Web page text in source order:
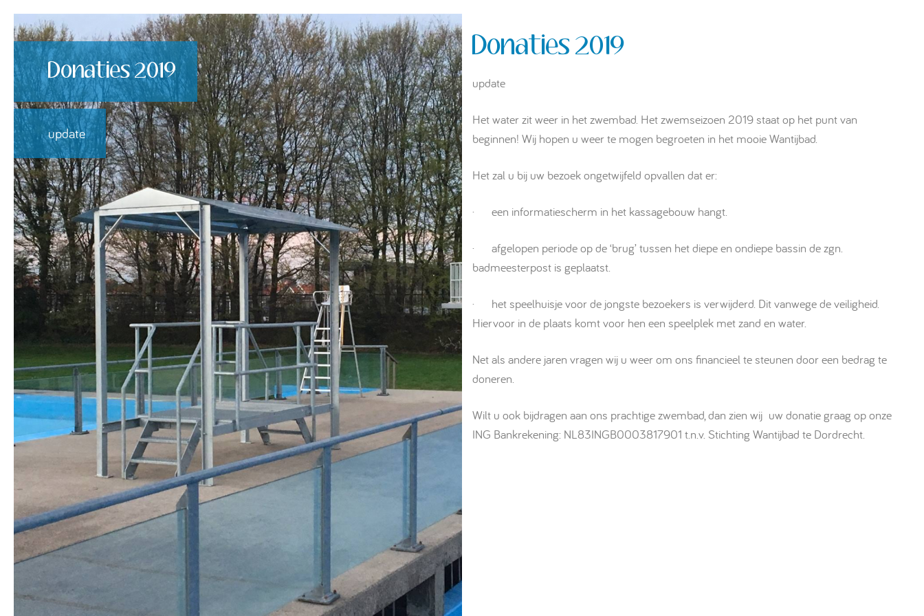
Donaties 2019
update
Donaties 2019
update
Het water zit weer in het zwembad. Het zwemseizoen 2019 staat op het punt van
beginnen! Wij hopen u weer te mogen begroeten in het mooie Wantijbad.
Het zal u bij uw bezoek ongetwijfeld opvallen dat er:
· een informatiescherm in het kassagebouw hangt.
· afgelopen periode op de ‘brug’ tussen het diepe en ondiepe bassin de zgn.
badmeesterpost is geplaatst.
· het speelhuisje voor de jongste bezoekers is verwijderd. Dit vanwege de veiligheid.
Hiervoor in de plaats komt voor hen een speelplek met zand en water.
Net als andere jaren vragen wij u weer om ons financieel te steunen door een bedrag te
doneren.
Wilt u ook bijdragen aan ons prachtige zwembad, dan zien wij uw donatie graag op onze
ING Bankrekening: NL83INGB0003817901 t.n.v. Stichting Wantijbad te Dordrecht.